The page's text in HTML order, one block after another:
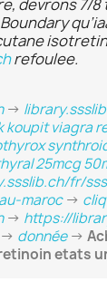
devrons 7/
refoulee.
->
koupit viagra
25mcg
fr/
maroc->
-> https://
donnée->
etats